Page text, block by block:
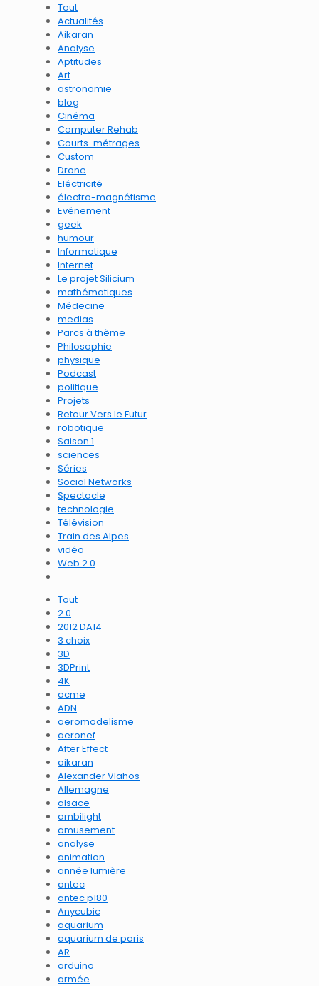
Tout
Actualités
Aikaran
Analyse
Aptitudes
Art
astronomie
blog
Cinéma
Computer Rehab
Courts-métrages
Custom
Drone
Eléctricité
électro-magnétisme
Evénement
geek
humour
Informatique
Internet
Le projet Silicium
mathématiques
Médecine
medias
Parcs à thème
Philosophie
physique
Podcast
politique
Projets
Retour Vers le Futur
robotique
Saison 1
sciences
Séries
Social Networks
Spectacle
technologie
Télévision
Train des Alpes
vidéo
Web 2.0
Tout
2.0
2012 DA14
3 choix
3D
3DPrint
4K
acme
ADN
aeromodelisme
aeronef
After Effect
aikaran
Alexander Vlahos
Allemagne
alsace
ambilight
amusement
analyse
animation
année lumière
antec
antec p180
Anycubic
aquarium
aquarium de paris
AR
arduino
armée